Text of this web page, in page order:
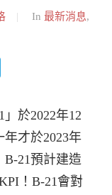
In 最新消息,
於2022年12
才於2023年
B-21預計建造
！B-21會對